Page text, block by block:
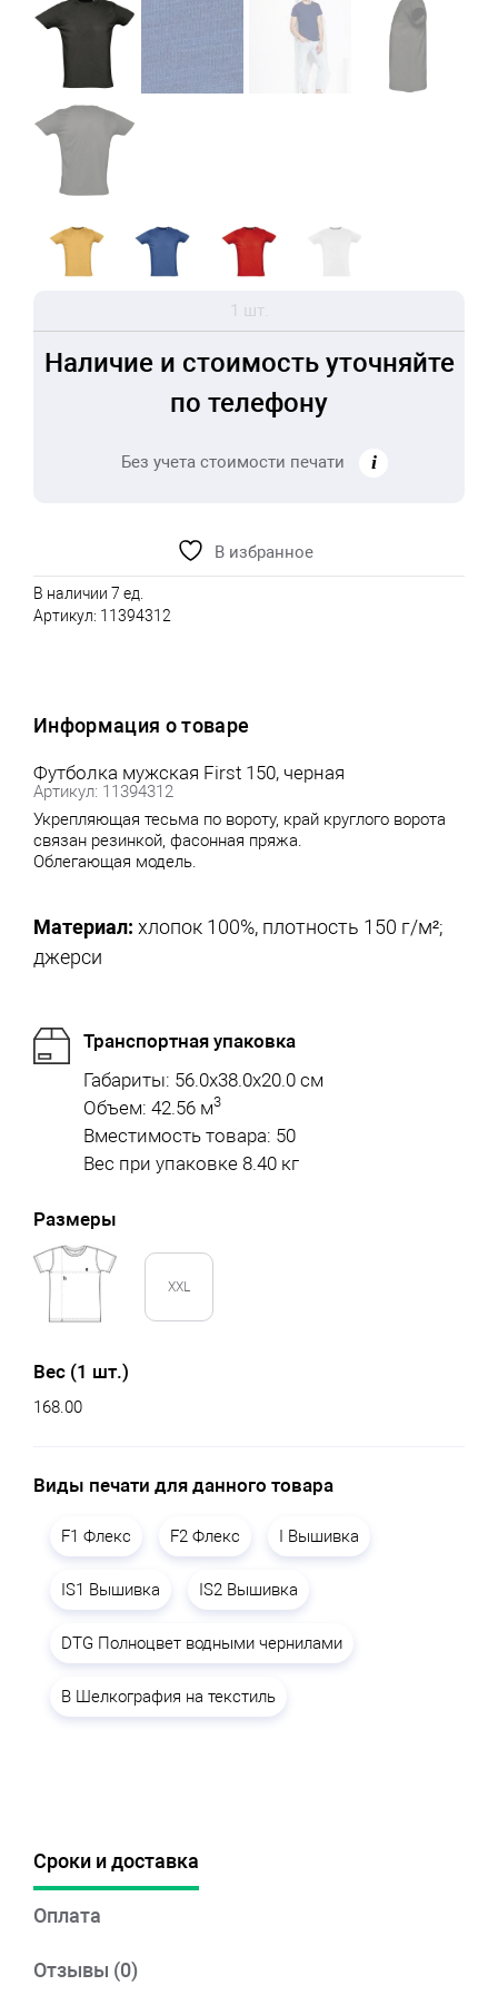
1 шт.
Наличие и стоимость уточняйте
по телефону
Без учета стоимости печати
В избранное
В наличии 7 ед.
Артикул: 11394312
Информация о товаре
Футболка мужская First 150, черная
Артикул: 11394312
Укрепляющая тесьма по вороту, край круглого ворота
связан резинкой, фасонная пряжа.
Облегающая модель.
Материал: хлопок 100%, плотность 150 г/м²;
джерси
Транспортная упаковка
Габариты: 56.0x38.0x20.0 см
Объем: 42.56 м3
Вместимость товара: 50
Вес при упаковке 8.40 кг
Размеры
XXL
Вес (1 шт.)
168.00
Виды печати для данного товара
F1 Флекс F2 Флекс I Вышивка
IS1 Вышивка IS2 Вышивка
DTG Полноцвет водными чернилами
B Шелкография на текстиль
Сроки и доставка
Оплата
Отзывы (0)